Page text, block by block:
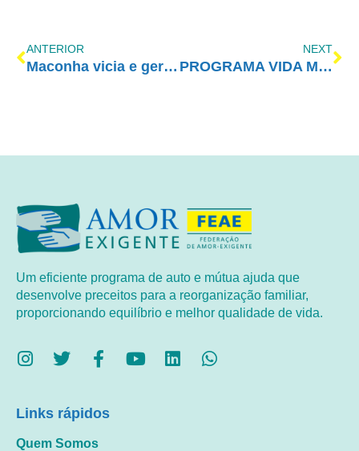
ANTERIOR
Maconha vicia e gera prejuízos permanentes no cérebro, diz novo estudo
NEXT
PROGRAMA VIDA MELHOR – REDEVIDA – 04/06/2018
Um eficiente programa de auto e mútua ajuda que
desenvolve preceitos para a reorganização familiar,
proporcionando equilíbrio e melhor qualidade de vida.
Links rápidos
Quem Somos